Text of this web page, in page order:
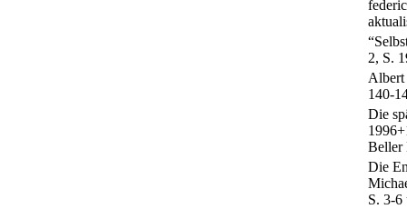
2, S.
Albert
140-
Die
Beller
Die
S. 3-6